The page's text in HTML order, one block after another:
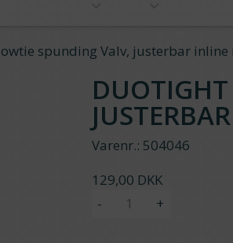
spunding Valv, justerbar
Varenr.: 504046
129,00 DKK
-
+